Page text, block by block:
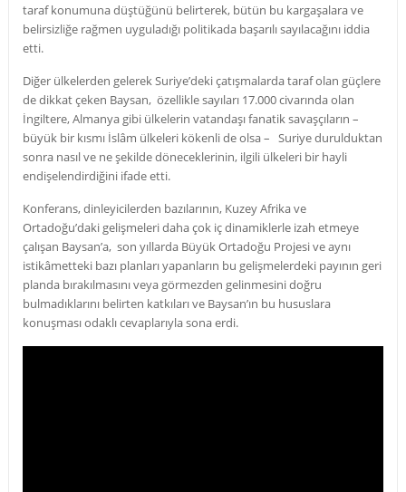
taraf konumuna düştüğünü belirterek, bütün bu kargaşalara ve
belirsizliğe rağmen uyguladığı politikada başarılı sayılacağını iddia
etti.
Diğer ülkelerden gelerek Suriye’deki çatışmalarda taraf olan güçlere
de dikkat çeken Baysan, özellikle sayıları 17.000 civarında olan
İngiltere, Almanya gibi ülkelerin vatandaşı fanatik savaşçıların –
büyük bir kısmı İslâm ülkeleri kökenli de olsa – Suriye durulduktan
sonra nasıl ve ne şekilde döneceklerinin, ilgili ülkeleri bir hayli
endişelendirdiğini ifade etti.
Konferans, dinleyicilerden bazılarının, Kuzey Afrika ve
Ortadoğu’daki gelişmeleri daha çok iç dinamiklerle izah etmeye
çalışan Baysan’a, son yıllarda Büyük Ortadoğu Projesi ve aynı
istikâmetteki bazı planları yapanların bu gelişmelerdeki payının geri
planda bırakılmasını veya görmezden gelinmesini doğru
bulmadıklarını belirten katkıları ve Baysan’ın bu hususlara
konuşması odaklı cevaplarıyla sona erdi.